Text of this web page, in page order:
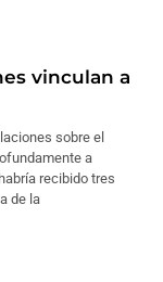
vinculan a
sobre el
a
recibido tres
de la